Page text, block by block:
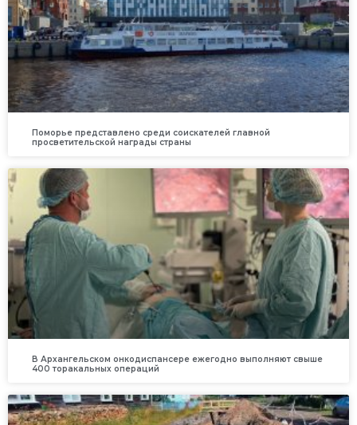
Поморье представлено среди соискателей главной
просветительской награды страны
В Архангельском онкодиспансере ежегодно выполняют свыше
400 торакальных операций